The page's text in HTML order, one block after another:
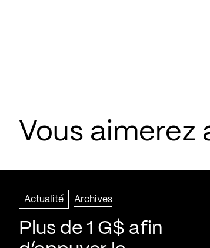
Vous aimerez
Actualité Archives
Plus de 1 G$ afin